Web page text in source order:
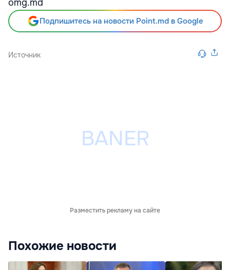
omg.md
Подпишитесь на новости Point.md в Google
Источник
Разместить рекламу на сайте
Похожие новости